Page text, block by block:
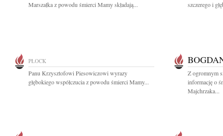
Marszałka z powodu śmierci Mamy składają...
szczerego i
PŁOCK
Panu Krzysztofowi Piesowiczowi wyrazy
głębokiego współczucia z powodu śmierci Mamy...
Z ogromnym
informację o
Majchrzaka...